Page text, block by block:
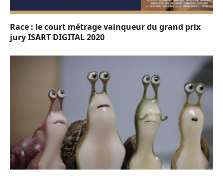
Race : le court métrage vainqueur du grand prix
jury ISART DIGITAL 2020